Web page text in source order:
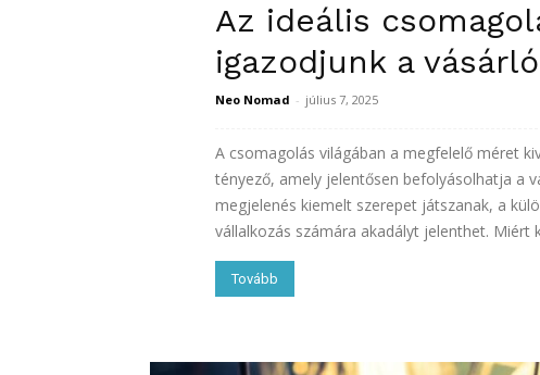
Az ideális
igazodjunk a
Neo Nomad - július 7, 2025
A csomagolás világában a megfelelő méret
tényező, amely jelentősen befolyásolhatja a
megjelenés kiemelt szerepet játszanak, a
vállalkozás számára akadályt jelenthet. Miért
Tovább